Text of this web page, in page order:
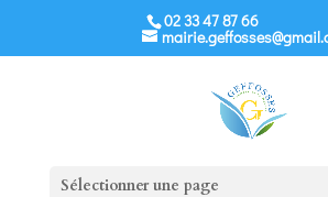
02 33 47 87 66
Sélectionner une page